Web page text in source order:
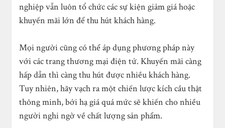
nghiệp vẫn luôn tổ chức các sự kiện giảm giá hoặc
khuyến mãi lớn để thu hút khách hàng.
Mọi người cũng có thể áp dụng phương pháp này
với các trang thương mại điện tử. Khuyến mãi càng
hấp dẫn thì càng thu hút được nhiều khách hàng.
Tuy nhiên, hãy vạch ra một chiến lược kích cầu thật
thông minh, bởi hạ giá quá mức sẽ khiến cho nhiều
người nghi ngờ về chất lượng sản phẩm.